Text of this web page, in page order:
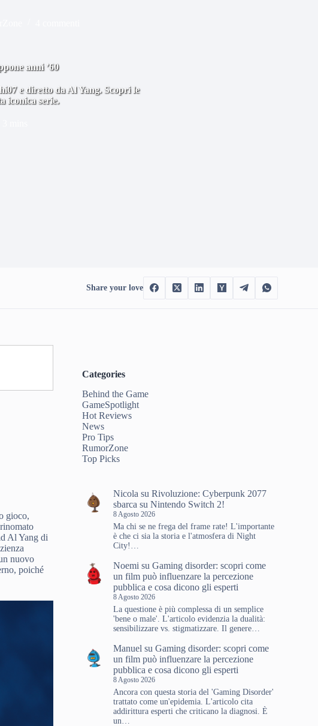
anni ’60
e diretto da Al Yang. Scopri le
iconica serie.
Share your love
gioco,
Al Yang di
nuovo
poiché
Categories
Behind the Game
GameSpotlight
Hot Reviews
News
Pro Tips
RumorZone
Top Picks
Nicola suRivoluzione: Cyberpunk 2077
sbarca su Nintendo Switch 2!
8 Agosto 2026
Ma chi se ne frega del frame rate! L'importante
è che ci sia la storia e l'atmosfera di Night
City!…
Noemi suGaming disorder: scopri come
un film può influenzare la percezione
pubblica e cosa dicono gli esperti
8 Agosto 2026
La questione è più complessa di un semplice
'bene o male'. L'articolo evidenzia la dualità:
sensibilizzare vs. stigmatizzare. Il genere…
Manuel suGaming disorder: scopri come
un film può influenzare la percezione
pubblica e cosa dicono gli esperti
8 Agosto 2026
Ancora con questa storia del 'Gaming Disorder'
trattato come un'epidemia. L'articolo cita
addirittura esperti che criticano la diagnosi. È
un…